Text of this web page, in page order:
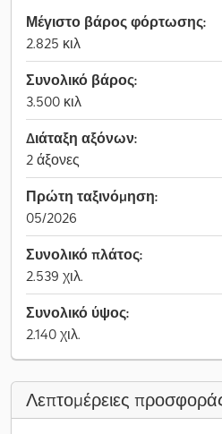
Μέγιστο βάρος φόρτωσης:
2.825 κιλ
Συνολικό βάρος:
3.500 κιλ
Διάταξη αξόνων:
2 άξονες
Πρώτη ταξινόμηση:
05/2026
Συνολικό πλάτος:
2.539 χιλ.
Συνολικό ύψος:
2.140 χιλ.
Λεπτομέρειες